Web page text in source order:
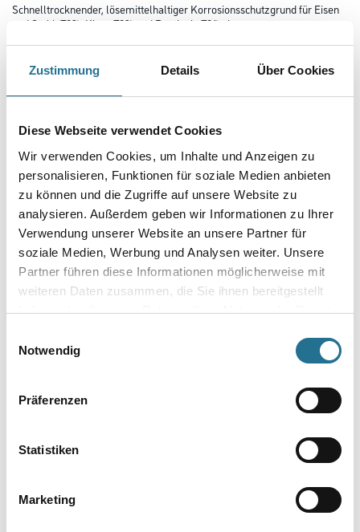
Zustimmung Details Über Cookies
Diese Webseite verwendet Cookies
Wir verwenden Cookies, um Inhalte und Anzeigen zu
personalisieren, Funktionen für soziale Medien anbieten
zu können und die Zugriffe auf unsere Website zu
analysieren. Außerdem geben wir Informationen zu Ihrer
Verwendung unserer Website an unsere Partner für
soziale Medien, Werbung und Analysen weiter. Unsere
Partner führen diese Informationen möglicherweise mit
weiteren Daten zusammen, die Sie ihnen bereitgestellt
haben oder die sie im Rahmen Ihrer Nutzung der Dienste
Notwendig
Präferenzen
Statistiken
Marketing
Schnelltrocknender, lösemittelhaltiger Korrosionsschutzgrund für Eisen
und Stahl (783), Klar- (782) und Buntlack (781) als
Farbtonbezeichnung
Glanzgrad
Gebinde